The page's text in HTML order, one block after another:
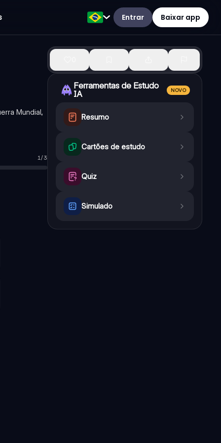
Entrar Baixar app
Mundial,
1/3
da Áustria-Hungria
Ferramentas de Estudo
IA
NOVO
Resumo
Cartões de estudo
Quiz
Simulado